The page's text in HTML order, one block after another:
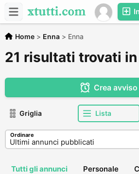
Home > Enna > Enna
21 risultati trovati in
Crea avviso
Griglia Lista
Ordinare
Tutti gli annunci Personale